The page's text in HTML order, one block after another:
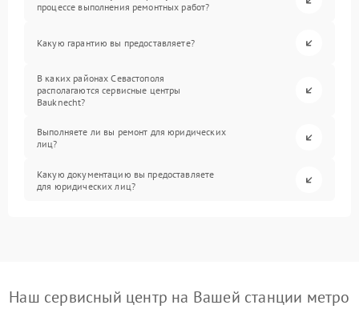
процессе выполнения ремонтных работ?
Какую гарантию вы предоставляете?
В каких районах Севастополя
располагаются сервисные центры
Bauknecht?
Выполняете ли вы ремонт для юридических
лиц?
Какую документацию вы предоставляете
для юридических лиц?
Наш сервисный центр на Вашей станции метро